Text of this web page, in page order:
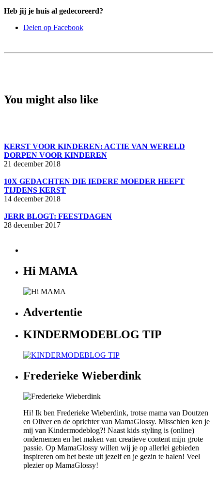
Heb jij je huis al gedecoreerd?
Delen op Facebook
You might also like
KERST VOOR KINDEREN: ACTIE VAN WERELD
DORPEN VOOR KINDEREN
21 december 2018
10X GEDACHTEN DIE IEDERE MOEDER HEEFT
TIJDENS KERST
14 december 2018
JERR BLOGT: FEESTDAGEN
28 december 2017
Hi MAMA
Advertentie
KINDERMODEBLOG TIP
Frederieke Wieberdink
Hi! Ik ben Frederieke Wieberdink, trotse mama van Doutzen
en Oliver en de oprichter van MamaGlossy. Misschien ken je
mij van Kindermodeblog?! Naast kids styling is (online)
ondernemen en het maken van creatieve content mijn grote
passie. Op MamaGlossy willen wij je op allerlei gebieden
inspireren om het beste uit jezelf en je gezin te halen! Veel
plezier op MamaGlossy!